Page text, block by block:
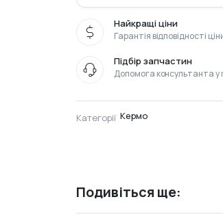
Найкращі ціни
Гарантія відповідності
Підбір запчастин
Допомога консультанта у
Категорії Кермо
Подивіться ще: